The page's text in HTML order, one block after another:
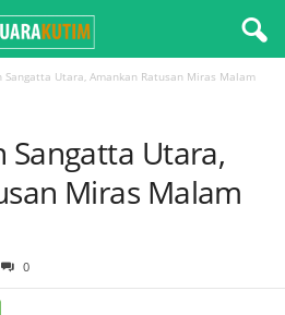
Sangatta Utara, Amankan Ratusan Miras Malam
Sangatta Utara,
Miras Malam
0